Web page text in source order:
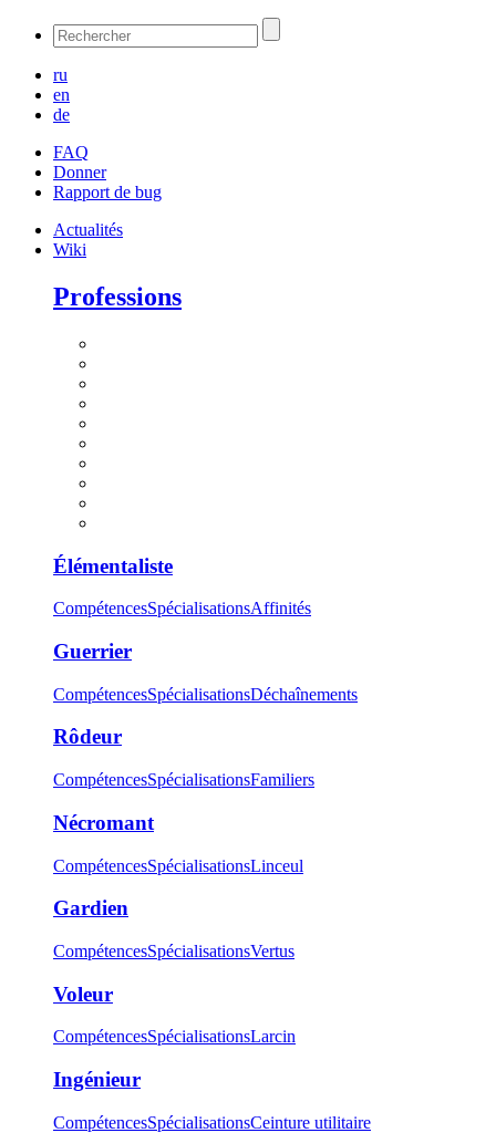
ru
en
de
FAQ
Donner
Rapport de bug
Actualités
Wiki
Professions
Élémentaliste
CompétencesSpécialisationsAffinités
Guerrier
CompétencesSpécialisationsDéchaînements
Rôdeur
CompétencesSpécialisationsFamiliers
Nécromant
CompétencesSpécialisationsLinceul
Gardien
CompétencesSpécialisationsVertus
Voleur
CompétencesSpécialisationsLarcin
Ingénieur
CompétencesSpécialisationsCeinture utilitaire